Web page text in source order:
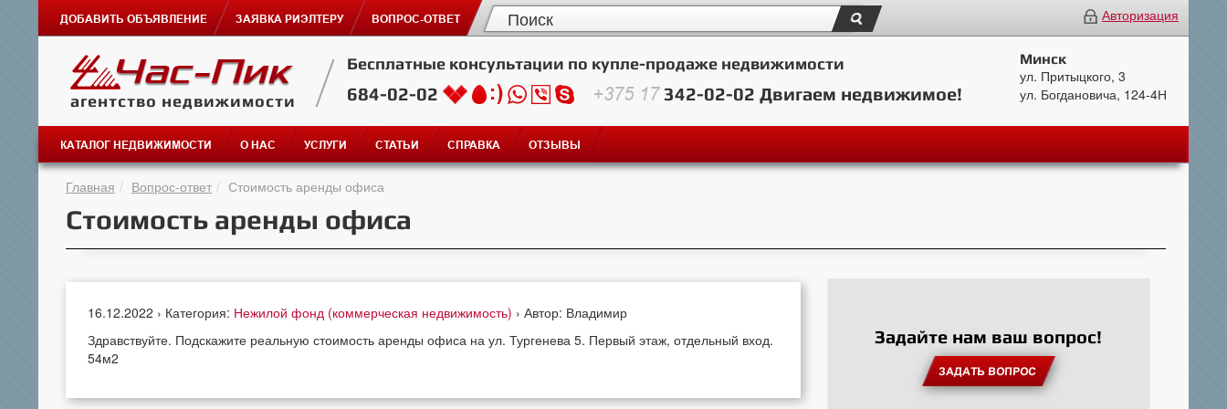
ДОБАВИТЬ ОБЪЯВЛЕНИЕ ЗАЯВКА РИЭЛТЕРУ ВОПРОС-ОТВЕТ Авторизация
агентство недвижимости
Бесплатные консультации по купле-продаже недвижимости
684-02-02 +375 17342-02-02 Двигаем недвижимое!
Минск
ул. Притыцкого, 3
ул. Богдановича, 124-4Н
КАТАЛОГ НЕДВИЖИМОСТИ О НАС УСЛУГИ СТАТЬИ СПРАВКА ОТЗЫВЫ
Главная Вопрос-ответ Стоимость аренды офиса
Стоимость аренды офиса
16.12.2022 › Категория: Нежилой фонд (коммерческая недвижимость) › Автор: Владимир
Здравствуйте. Подскажите реальную стоимость аренды офиса на ул. Тургенева 5. Первый этаж, отдельный вход.
54м2
Задайте нам ваш вопрос!
ЗАДАТЬ ВОПРОС